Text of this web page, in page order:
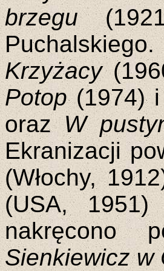
brzegu
Krzyżacy
Potop(1974)
orazW
Ekranizacji
(Włochy,
(USA,
nakręcono
Sienkiewicz w